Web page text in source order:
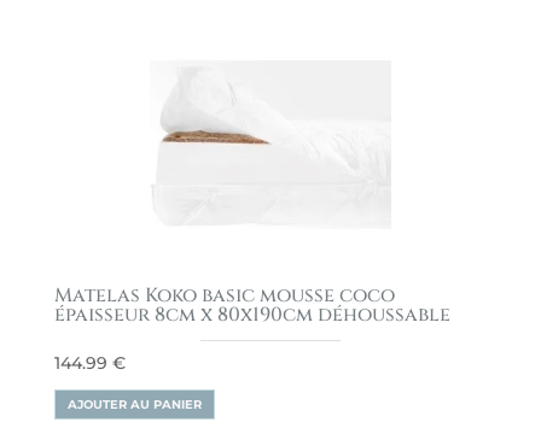
Matelas Koko basic mousse coco
épaisseur 8cm x 80x190cm déhoussable
144.99 €
AJOUTER AU PANIER